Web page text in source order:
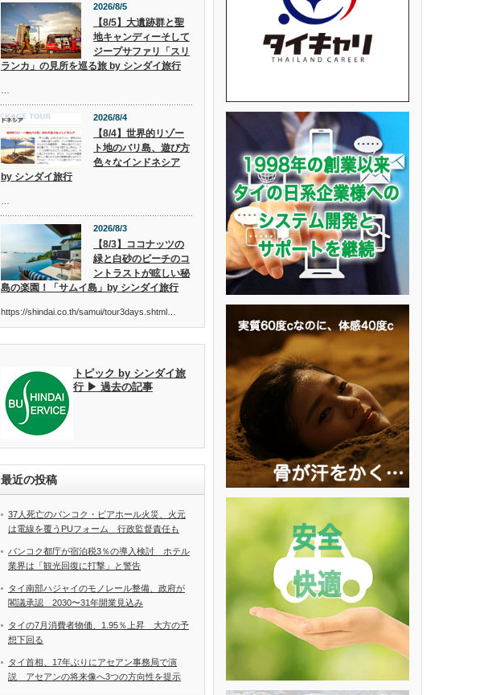
2026/8/5
【8/5】大遺跡群と聖
地キャンディーそして
ジープサファリ「スリ
ランカ」の見所を巡る旅 by シンダイ旅行
2026/8/4
【8/4】世界的リゾー
ト地のバリ島、遊び方
色々なインドネシア
by シンダイ旅行
2026/8/3
【8/3】ココナッツの
緑と白砂のビーチのコ
ントラストが眩しい秘
島の楽園！「サムイ島」by シンダイ旅行
https://shindai.co.th/samui/tour3days.shtml…
トピック by シンダイ旅
行 ▶ 過去の記事
最近の投稿
37人死亡のバンコク・ビアホール火災、火元
は電線を覆うPUフォーム 行政監督責任も
バンコク都庁が宿泊税3％の導入検討 ホテル
業界は「観光回復に打撃」と警告
タイ南部ハジャイのモノレール整備、政府が
閣議承認 2030〜31年開業見込み
タイの7月消費者物価、1.95％上昇 大方の予
想下回る
タイ首相、17年ぶりにアセアン事務局で演
説 アセアンの将来像へ3つの方向性を提示